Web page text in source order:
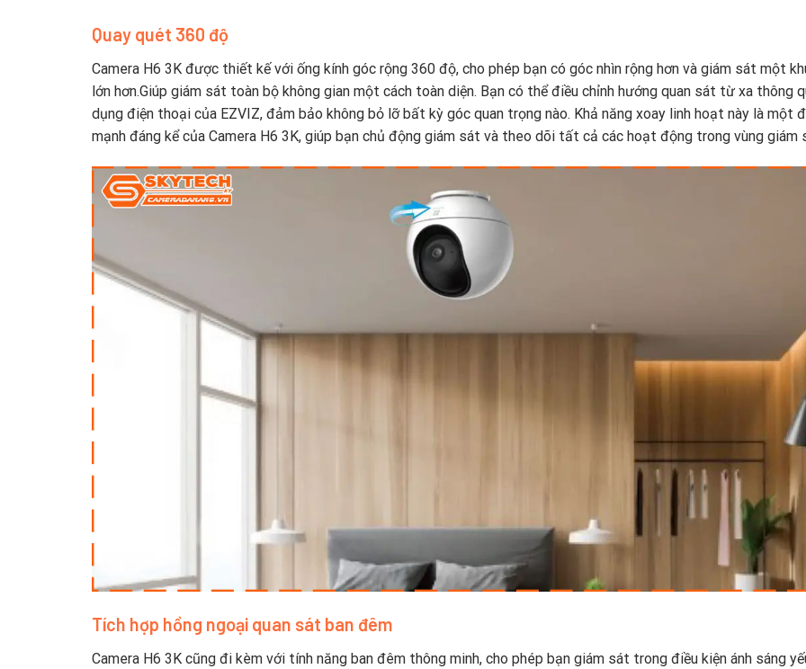
Quay quét 360 độ
Camera H6 3K được thiết kế với ống kính góc rộng 360 độ, cho phép bạn có góc nhìn rộng hơn và giám sát một
lớn hơn.Giúp giám sát toàn bộ không gian một cách toàn diện. Bạn có thể điều chỉnh hướng quan sát từ xa thông
dụng điện thoại của EZVIZ, đảm bảo không bỏ lỡ bất kỳ góc quan trọng nào. Khả năng xoay linh hoạt này là một
mạnh đáng kể của Camera H6 3K, giúp bạn chủ động giám sát và theo dõi tất cả các hoạt động trong vùng giám
Tích hợp hồng ngoại quan sát ban đêm
Camera H6 3K cũng đi kèm với tính năng ban đêm thông minh, cho phép bạn giám sát trong điều kiện ánh sáng